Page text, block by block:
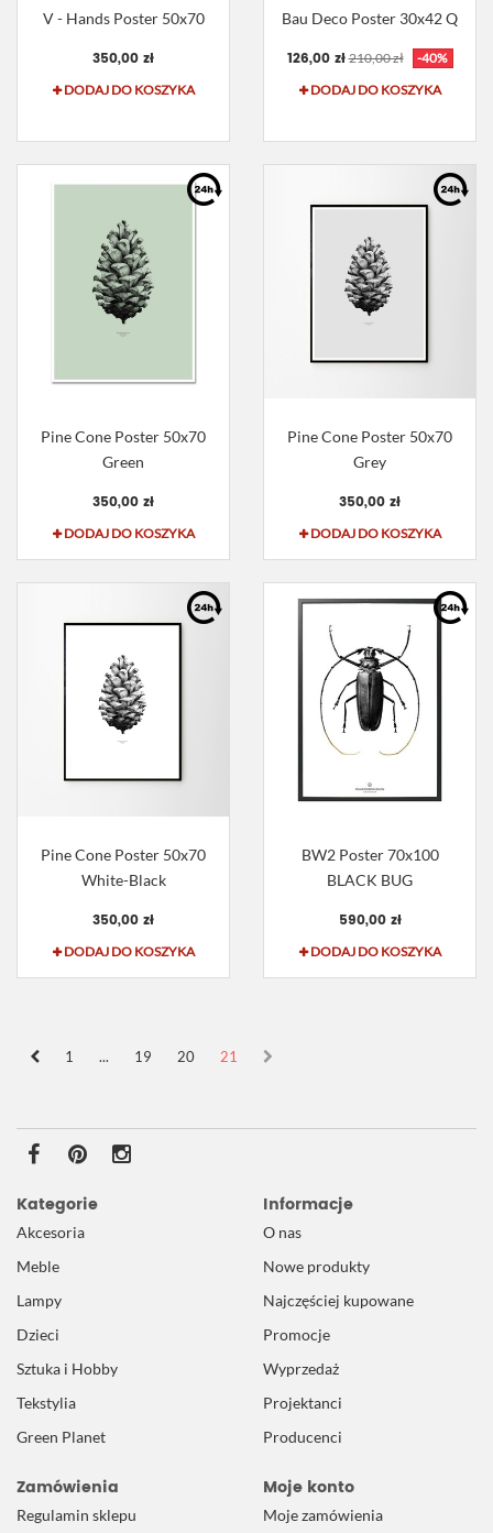
V - Hands Poster 50x70
350,00 zł
DODAJ DO KOSZYKA
Bau Deco Poster 30x42 Q
126,00 zł 210,00 zł
-40%
DODAJ DO KOSZYKA
Pine Cone Poster 50x70
Green
350,00 zł
DODAJ DO KOSZYKA
Pine Cone Poster 50x70
Grey
350,00 zł
DODAJ DO KOSZYKA
Pine Cone Poster 50x70
White-Black
350,00 zł
DODAJ DO KOSZYKA
BW2 Poster 70x100
BLACK BUG
590,00 zł
DODAJ DO KOSZYKA
1 ... 19 20 21
Kategorie
Akcesoria
Meble
Lampy
Dzieci
Sztuka i Hobby
Tekstylia
Green Planet
Informacje
O nas
Nowe produkty
Najczęściej kupowane
Promocje
Wyprzedaż
Projektanci
Producenci
Zamówienia
Regulamin sklepu
Moje konto
Moje zamówienia